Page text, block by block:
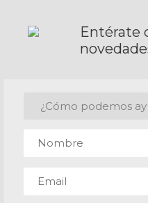
Entérate